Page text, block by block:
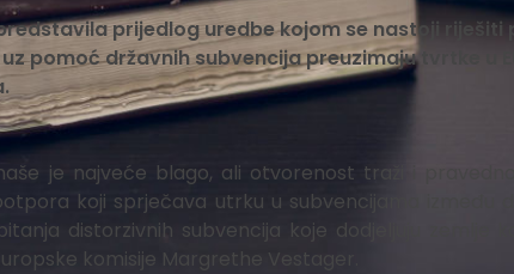
prijedlog uredbe kojom se nastoji riješiti
pomoć državnih subvencija preuzimaju tvrtke u
je najveće blago, ali otvorenost traži i
koji sprječava utrku u subvencijama između
distorzivnih subvencija koje dodjeljuju zemlje
komisije Margrethe Vestager.